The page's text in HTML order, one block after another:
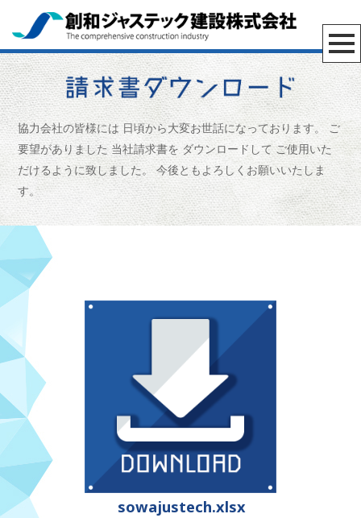
協力会社の皆様には 日頃から大変お世話になっております。 ご
要望がありました 当社請求書を ダウンロードして ご使用いた
だけるように致しました。 今後ともよろしくお願いいたしま
す。
sowajustech.xlsx